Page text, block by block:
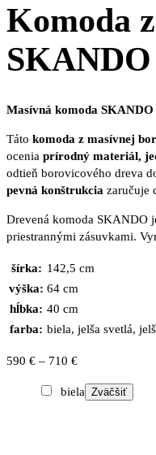
Komoda
SKANDO
Masívná komoda
Táto komoda z masívnej
ocenia prírodný materiál,
odtieň borovicového dreva
pevná konštrukcia zaručuje
Drevená komoda SKANDO
priestrannými zásuvkami.
šírka: 142,5 cm
výška: 64 cm
hĺbka: 40 cm
farba: biela, jelša svetlá,
590 € – 710 €Price
590 €
biela Zväčšiť